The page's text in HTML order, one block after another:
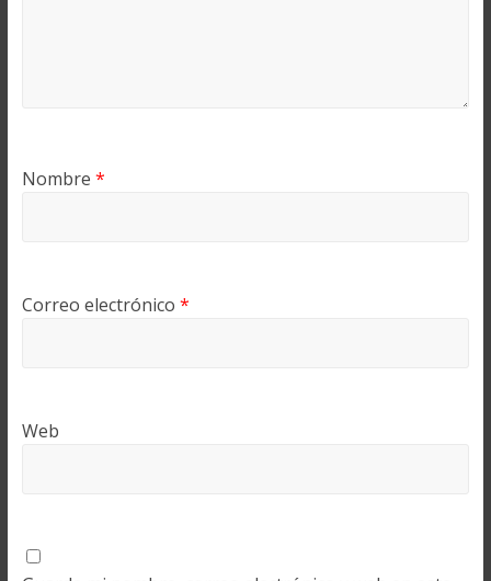
Nombre *
Correo electrónico *
Web